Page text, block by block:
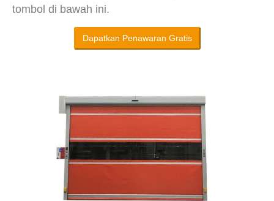
tombol di bawah ini.
Dapatkan Penawaran Gratis